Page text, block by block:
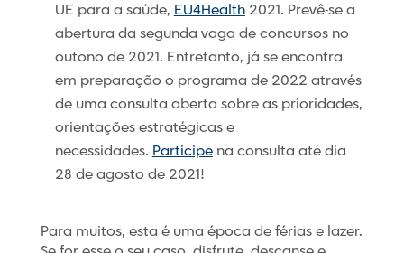
UE para a saúde, EU4Health2021. Prevê-se a
abertura da segunda vaga de concursos no
outono de 2021. Entretanto, já se encontra
em preparação o programa de 2022 através
de uma consulta aberta sobre as prioridades,
orientações estratégicas e
necessidades. Participena consulta até dia
28 de agosto de 2021!
Para muitos, esta é uma época de férias e lazer.